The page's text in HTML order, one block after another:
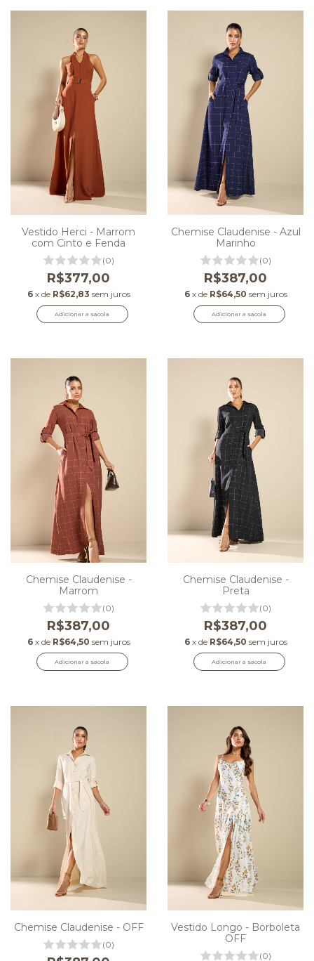
Vestido Herci - Marrom
com Cinto e Fenda
(0)
R$377,00
6 x de R$62,83 sem juros
Adicionar a sacola
Chemise Claudenise - Azul
Marinho
(0)
R$387,00
6 x de R$64,50 sem juros
Adicionar a sacola
Chemise Claudenise -
Marrom
(0)
R$387,00
6 x de R$64,50 sem juros
Adicionar a sacola
Chemise Claudenise -
Preta
(0)
R$387,00
6 x de R$64,50 sem juros
Adicionar a sacola
Chemise Claudenise - OFF
(0)
Vestido Longo - Borboleta
OFF
(0)